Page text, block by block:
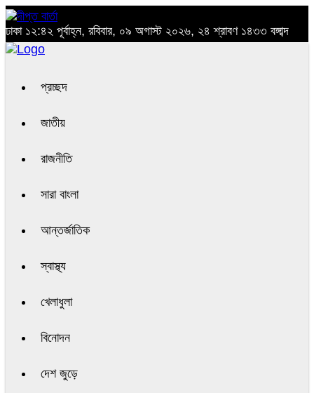
ঢাকা ১২:৪২ পূর্বাহ্ন, রবিবার, ০৯ অগাস্ট ২০২৬, ২৪ শ্রাবণ ১৪৩৩ বঙ্গাব্দ
প্রচ্ছদ
জাতীয়
রাজনীতি
সারা বাংলা
আন্তর্জাতিক
স্বাস্থ্য
খেলাধুলা
বিনোদন
দেশ জুড়ে